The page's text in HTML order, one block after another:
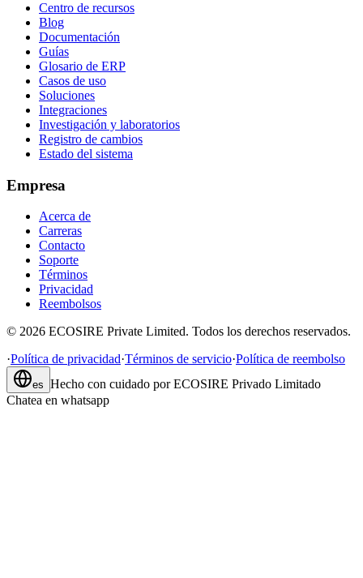
Centro de recursos
Blog
Documentación
Guías
Glosario de ERP
Casos de uso
Soluciones
Integraciones
Investigación y laboratorios
Registro de cambios
Estado del sistema
Empresa
Acerca de
Carreras
Contacto
Soporte
Términos
Privacidad
Reembolsos
© 2026 ECOSIRE Private Limited. Todos los derechos reservados.
·Política de privacidad·Términos de servicio·Política de reembolso
es Hecho con cuidado por ECOSIRE Privado Limitado
Chatea en whatsapp